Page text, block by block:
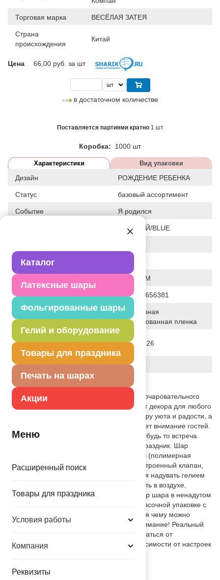
Каталог
Латексные шары
Фольгированные шары
Гелий и оборудование
Товары для праздника
Печать на шарах
Акции
Меню
Расширенный поиск
Товары для праздника
Условия работы
Компания
Реквизиты
Торговая марка ВЕСЁЛАЯ ЗАТЕЯ
Страна
происхождения
Китай
Цена 66,00 руб. за шт
в достаточном количестве
Поставляется партиями кратно 1 шт
Коробка: 1000 шт
Характеристики Вид упаковки
Дизайн РОЖДЕНИЕ РЕБЕНКА
Статус базовый ассортимент
Событие Я родился
ГОЛУБОЙ/BLUE
Форма
35"/ 89CM
Штрих код 4690390656381
Полимерная
фольгированная пленка
03-04-2026
Вес 31.000 г
Описание товара
Фигурный фольгированный шар в виде очаровательного
слоненка — это замечательный элемент декора для любого
праздника! Такой шар добавит атмосферу уюта и радости, а
его милый дизайн обязательно привлечет внимание гостей.
Идеальный акцент для нежного декора: будь то встреча
новорожденного малыша или детский праздник. Шар
изготовлен из качественных материалов (полимерная
фольгированная пленка). Шар имеет встроенный клапан,
что упрощает надувание. Рекомендуется надувать гелием
— так шар будет держать форму и парить в воздухе,
создавая волшебную атмосферу. Размер шара в ненадутом
виде 71(W)x89(H)см. Поставляется в красочной упаковке с
цветным изображением шара, благодаря чему можно
выставлять товар в ненадутом виде. Внимание! Реальный
цвет товара может незначительно отличаться от
представленного на фотографии в зависимости от настроек
Товар из коллекции